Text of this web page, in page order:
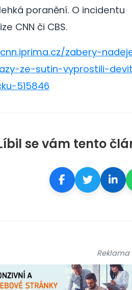
poranění. O incidentu
CNN či CBS.
zabery-
ze-sutin-vyprostili-
515846
se vám tento
Reklama